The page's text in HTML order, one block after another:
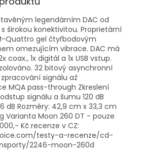
legendárním DAC od
širokou konektivitou. Proprietární
Quattro gel čtyřbodovým
omezujícím vibrace. DAC má
1x digitál a 1x USB vstup.
32 bitový asynchronní
signálu až
MQA pass-through Zkreslení
signálu a šumu 120 dB
dB Rozměry: 42,9 cm x 33,3 cm
Varianta Moon 260 DT - pouze
Kč recenze v CZ:
testy-a-recenze/cd-
2246-moon-260d